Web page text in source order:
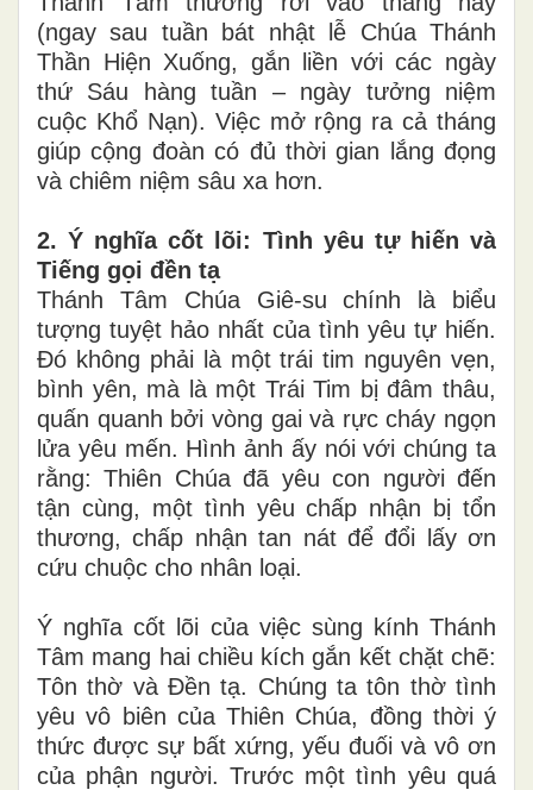
(ngay sau tuần bát nhật lễ Chúa Thánh
Thần Hiện Xuống, gắn liền với các ngày
thứ Sáu hàng tuần – ngày tưởng niệm
cuộc Khổ Nạn). Việc mở rộng ra cả tháng
giúp cộng đoàn có đủ thời gian lắng đọng
và chiêm niệm sâu xa hơn.
2. Ý nghĩa cốt lõi: Tình yêu tự hiến và
Tiếng gọi đền tạ
Thánh Tâm Chúa Giê-su chính là biểu
tượng tuyệt hảo nhất của tình yêu tự hiến.
Đó không phải là một trái tim nguyên vẹn,
bình yên, mà là một Trái Tim bị đâm thâu,
quấn quanh bởi vòng gai và rực cháy ngọn
lửa yêu mến. Hình ảnh ấy nói với chúng ta
rằng: Thiên Chúa đã yêu con người đến
tận cùng, một tình yêu chấp nhận bị tổn
thương, chấp nhận tan nát để đổi lấy ơn
cứu chuộc cho nhân loại.
Ý nghĩa cốt lõi của việc sùng kính Thánh
Tâm mang hai chiều kích gắn kết chặt chẽ:
Tôn thờ và Đền tạ. Chúng ta tôn thờ tình
yêu vô biên của Thiên Chúa, đồng thời ý
thức được sự bất xứng, yếu đuối và vô ơn
của phận người. Trước một tình yêu quá